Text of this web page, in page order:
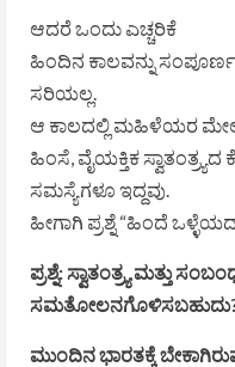
ಆದರೆ ಒಂದು ಎಚ್ಚರಿಕೆ
ಹಿಂದಿನ ಕಾಲವನ್ನು
ಸರಿಯಲ್ಲ.
ಆ ಕಾಲದಲ್ಲಿ ಮಹಿಳೆಯರ
ಹಿಂಸೆ, ವೈಯಕ್ತಿಕ
ಸಮಸ್ಯೆಗಳೂ ಇದ್ದವು.
ಹೀಗಾಗಿ ಪ್ರಶ್ನೆ “ಹಿಂದೆ
ಪ್ರಶ್ನೆ: ಸ್ವಾತಂತ್ರ್ಯ ಮತ್ತು
ಮುಂದಿನ ಭಾರತಕ್ಕೆ